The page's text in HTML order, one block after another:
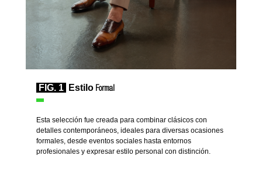
FIG. 1 Estilo Formal
Esta selección fue creada para combinar clásicos con
detalles contemporáneos, ideales para diversas ocasiones
formales, desde eventos sociales hasta entornos
profesionales y expresar estilo personal con distinción.